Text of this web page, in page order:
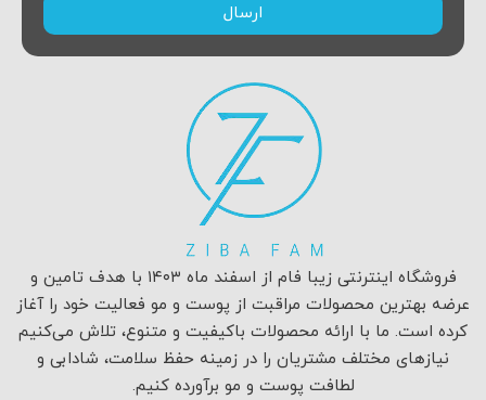
ارسال
فروشگاه اینترنتی زیبا فام از اسفند ماه ۱۴۰۳ با هدف تامین و
عرضه بهترین محصولات مراقبت از پوست و مو فعالیت خود را آغاز
کرده است. ما با ارائه محصولات باکیفیت و متنوع، تلاش می‌کنیم
نیازهای مختلف مشتریان را در زمینه حفظ سلامت، شادابی و
لطافت پوست و مو برآورده کنیم.